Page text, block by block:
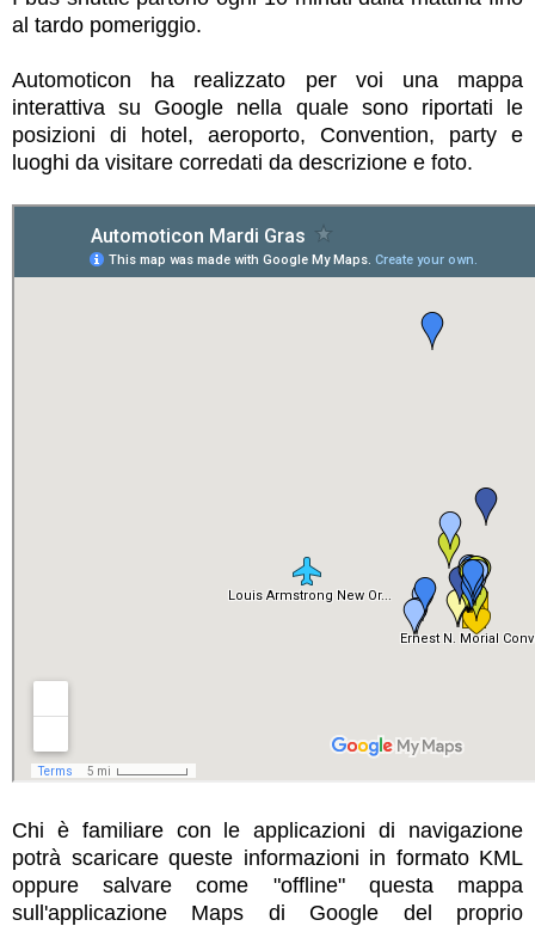
al tardo pomeriggio.
Automoticon ha realizzato per voi una mappa
interattiva su Google nella quale sono riportati le
posizioni di hotel, aeroporto, Convention, party e
luoghi da visitare corredati da descrizione e foto.
Chi è familiare con le applicazioni di navigazione
potrà scaricare queste informazioni in formato KML
oppure salvare come "offline" questa mappa
sull'applicazione Maps di Google del proprio